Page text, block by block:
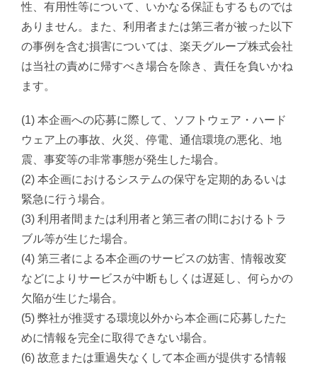
性、有用性等について、いかなる保証もするものでは
ありません。また、利用者または第三者が被った以下
の事例を含む損害については、楽天グループ株式会社
は当社の責めに帰すべき場合を除き、責任を負いかね
ます。
(1) 本企画への応募に際して、ソフトウェア・ハード
ウェア上の事故、火災、停電、通信環境の悪化、地
震、事変等の非常事態が発生した場合。
(2) 本企画におけるシステムの保守を定期的あるいは
緊急に行う場合。
(3) 利用者間または利用者と第三者の間におけるトラ
ブル等が生じた場合。
(4) 第三者による本企画のサービスの妨害、情報改変
などによりサービスが中断もしくは遅延し、何らかの
欠陥が生じた場合。
(5) 弊社が推奨する環境以外から本企画に応募したた
めに情報を完全に取得できない場合。
(6) 故意または重過失なくして本企画が提供する情報